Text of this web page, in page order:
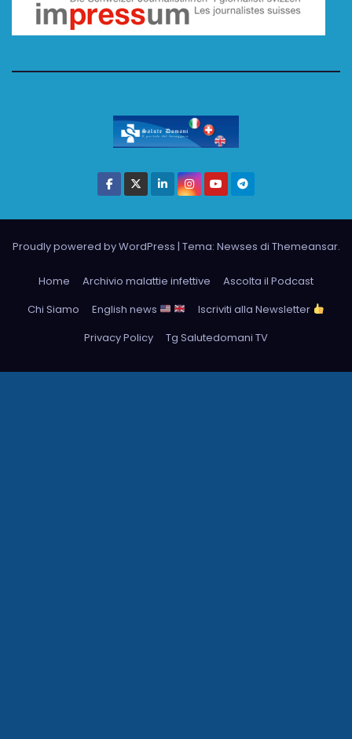
Proudly powered by WordPress | Tema: Newses di Themeansar.
Home Archivio malattie infettive
Ascolta il Podcast
Chi Siamo
English news
Iscriviti alla Newsletter
Privacy Policy
Tg Salutedomani TV